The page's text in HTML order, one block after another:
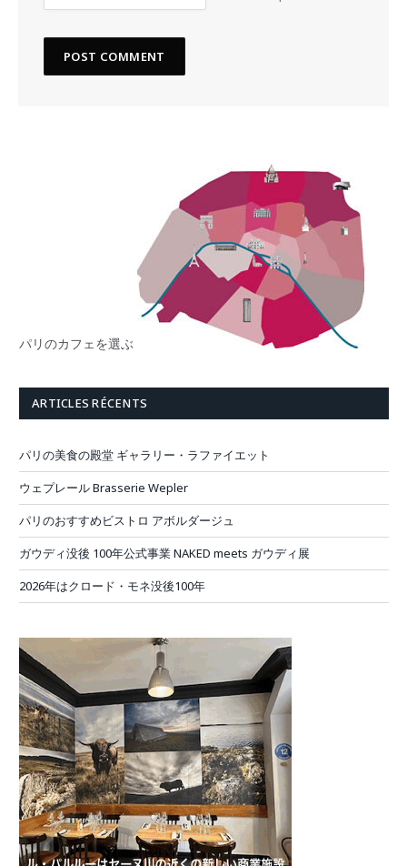
パリのカフェを選ぶ
ARTICLES RÉCENTS
パリの美食の殿堂 ギャラリー・ラファイエット
ウェプレール Brasserie Wepler
パリのおすすめビストロ アボルダージュ
ガウディ没後 100年公式事業 NAKED meets ガウディ展
2026年はクロード・モネ没後100年